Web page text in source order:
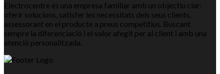
Electrocentre és una empresa familiar amb un objectiu clar:
oferir solucions, satisfer les necessitats dels seus clients,
assessorant en el producte a preus competitius. Buscant
sempre la diferenciació i el valor afegit per al client i amb una
atenció personalitzada.